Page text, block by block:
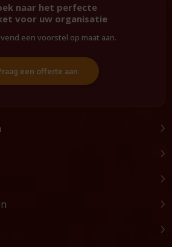
naar het perfecte
voor uw organisatie
een voorstel op maat aan.
een offerte aan